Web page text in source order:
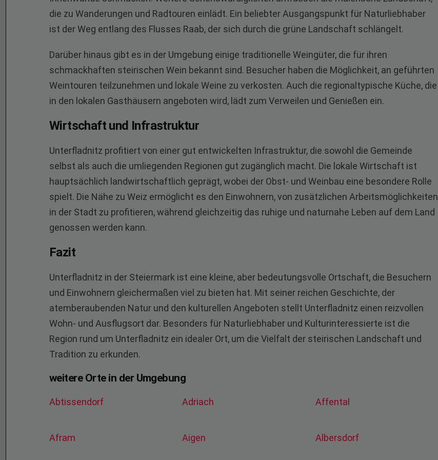
die zu Wanderungen und Radtouren einlädt. Ein beliebter Ausgangspunkt für Naturliebhaber
ist der Weg entlang des Flusses Raab, der sich durch die grüne Landschaft schlängelt.
Darüber hinaus gibt es in der Umgebung einige traditionelle Weingüter, die für ihren
schmackhaften steirischen Wein bekannt sind. Besucher haben die Möglichkeit, an geführten
Weintouren teilzunehmen und lokale Weine zu verkosten. Auch die regionaltypische Küche, die
in den lokalen Gasthäusern angeboten wird, lädt zum Verweilen und Genießen ein.
Wirtschaft und Infrastruktur
Unterfladnitz profitiert von einer gut entwickelten Infrastruktur, die sowohl die Gemeinde
selbst als auch die umliegenden Regionen gut zugänglich macht. Die lokale Wirtschaft ist
hauptsächlich landwirtschaftlich geprägt, wobei der Obst- und Weinbau eine besondere Rolle
spielt. Die Nähe zu Weiz ermöglicht es den Einwohnern, von zusätzlichen Arbeitsmöglichkeiten
in der Stadt zu profitieren, während gleichzeitig das ruhige und naturnahe Leben auf dem Land
genossen werden kann.
Fazit
Unterfladnitz in der Steiermark ist eine kleine, aber bedeutungsvolle Ortschaft, die Besuchern
und Einwohnern gleichermaßen viel zu bieten hat. Mit seiner reichen Geschichte, der
atemberaubenden Natur und den kulturellen Angeboten stellt Unterfladnitz einen reizvollen
Wohn- und Ausflugsort dar. Besonders für Naturliebhaber und Kulturinteressierte ist die
Region rund um Unterfladnitz ein idealer Ort, um die Vielfalt der steirischen Landschaft und
Tradition zu erkunden.
weitere Orte in der Umgebung
Abtissendorf Adriach Affental
Afram Aigen Albersdorf